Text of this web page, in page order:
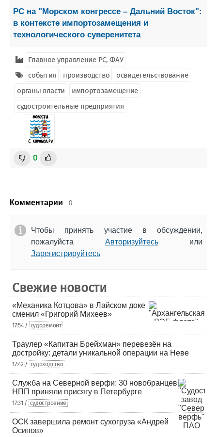
РС на "Морском конгрессе – Дальний Восток":
в контексте импортозамещения и
технологического суверенитета
Главное управление РС, ФАУ
события
производство
освидетельствование
органы власти
импортозамещение
судостроительные предприятия
0
Комментарии 0.
Чтобы принять участие в обсуждении,
пожалуйста Авторизуйтесьили
Зарегистрируйтесь
Свежие новости
«Механика Котцова» в Лайском доке
сменил «Григорий Михеев»
17:54 / судоремонт
Траулер «Капитан Брейхман» перевезён на
достройку: детали уникальной операции на Неве
17:42 / судоходство
Служба на Северной верфи: 30 новобранцев
НПП приняли присягу в Петербурге
17:31 / судостроение
ОСК завершила ремонт сухогруза «Андрей
Осипов»